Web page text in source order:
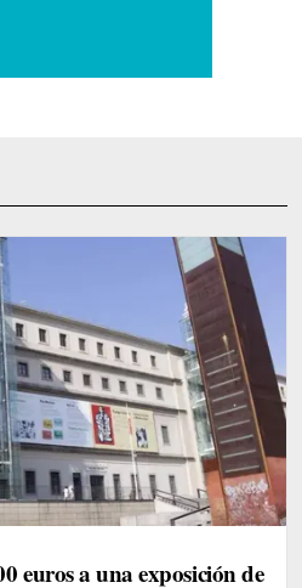
euros a una exposición de